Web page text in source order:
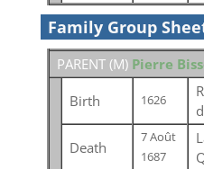
Family Group
PARENT (M) Pierre
Birth 1626
Death
7 Août
1687